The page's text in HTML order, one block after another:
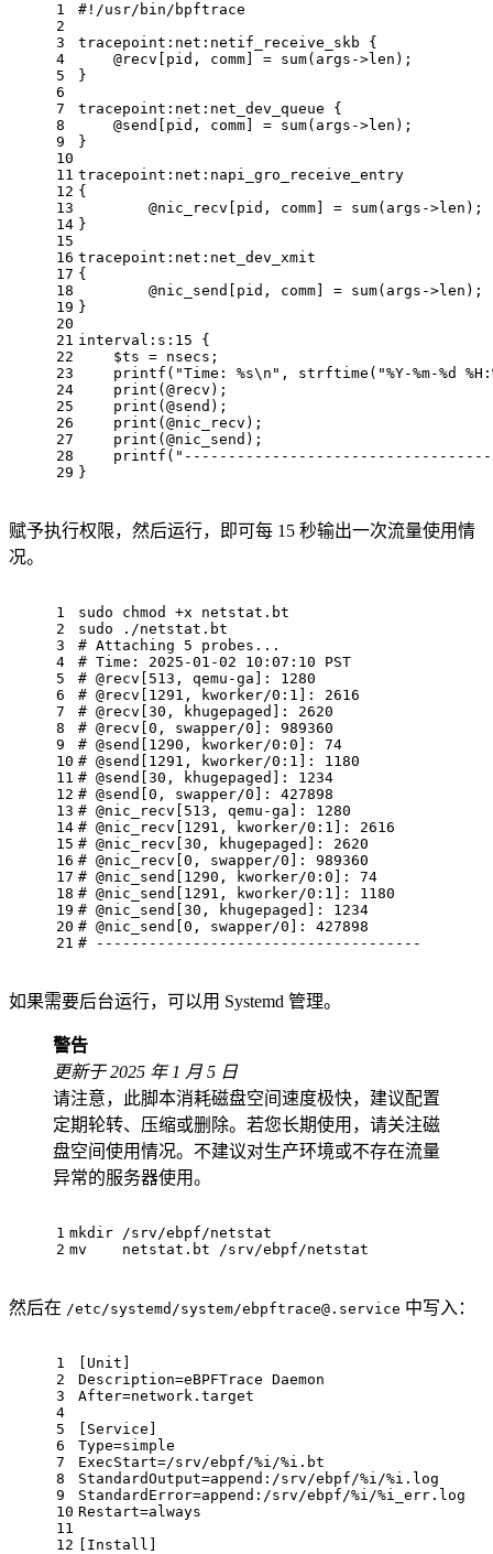
1
2
3
4
5
6
7
8
9
10
11
12
13
14
15
16
17
18
19
20
21
22
23
24
25
26
27
28
29
#!/usr/bin/bpftrace
tracepoint:net:netif_receive_skb {
    @recv[pid, comm] = sum(args->len);
}
tracepoint:net:net_dev_queue {
    @send[pid, comm] = sum(args->len);
}
tracepoint:net:napi_gro_receive_entry
{
	@nic_recv[pid, comm] = sum(args->len);
}
tracepoint:net:net_dev_xmit
{
	@nic_send[pid, comm] = sum(args->len);
}
interval:s:15 {
    $ts = nsecs;
printf("Time: %s\n", strftime("%Y-%m-%d
    print(@recv);
    print(@send);
    print(@nic_recv);
    print(@nic_send);
}
赋予执行权限，然后运行，即可每 15 秒输出一次流量使用情
况。
1
2
3
4
5
6
7
8
9
10
11
12
13
14
15
16
17
18
19
20
21
sudo chmod
+x netstat.bt
sudo ./netstat.bt
# Attaching 5 probes...
# Time: 2025-01-02 10:07:10 PST
# @recv[513, qemu-ga]: 1280
# @recv[1291, kworker/0:1]: 2616
# @recv[30, khugepaged]: 2620
# @recv[0, swapper/0]: 989360
# @send[1290, kworker/0:0]: 74
# @send[1291, kworker/0:1]: 1180
# @send[30, khugepaged]: 1234
# @send[0, swapper/0]: 427898
# @nic_recv[513, qemu-ga]: 1280
# @nic_recv[1291, kworker/0:1]: 2616
# @nic_recv[30, khugepaged]: 2620
# @nic_recv[0, swapper/0]: 989360
# @nic_send[1290, kworker/0:0]: 74
# @nic_send[1291, kworker/0:1]: 1180
# @nic_send[30, khugepaged]: 1234
# @nic_send[0, swapper/0]: 427898
# -------------------------------------
如果需要后台运行，可以用 Systemd 管理。
警告
更新于 2025 年 1 月 5 日
请注意，此脚本消耗磁盘空间速度极快，建议配置
定期轮转、压缩或删除。若您长期使用，请关注磁
盘空间使用情况。不建议对生产环境或不存在流量
异常的服务器使用。
1
2
mkdir /srv/ebpf/netstat
mv
    netstat.bt /srv/ebpf/netstat
然后在 /etc/systemd/system/ebpftrace@.service 中写入：
1
2
3
4
5
6
7
8
9
10
11
12
[Unit]
Description=eBPFTrace Daemon
After=network.target
[Service]
Type=simple
ExecStart=/srv/ebpf/%i/%i.bt
StandardOutput=append:/srv/ebpf/%i/%i.log
StandardError=append:/srv/ebpf/%i/%i_err.log
Restart=always
[Install]